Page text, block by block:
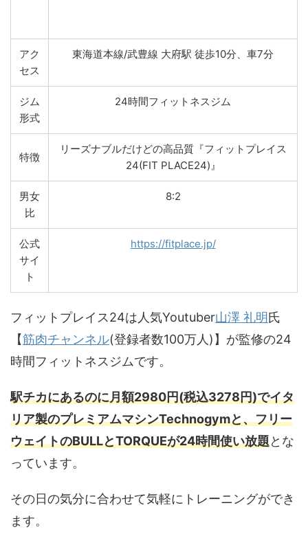
アク
セス
東海道本線/武豊線 大府駅 徒歩10分、車7分
ジム
形式
24時間フィットネスジム
特徴
リーズナブルだけどの高品質『フィットプレイス
24(FIT PLACE24)』
男女
比
8:2
公式
サイ
ト
https://fitplace.jp/
フィットプレイス24は人気Youtuber山澤 礼明氏
【筋肉チャンネル(登録者数100万人)】が監修の24
時間フィットネスジムです。
駅チカにあるのに月額2980円(税込3278円)でイタ
リア製のプレミアムマシンTechnogymと、フリー
ウェイトのBULLとTORQUEが24時間使い放題とな
っています。
その日の気分に合わせて気軽にトレーニングができ
ます。